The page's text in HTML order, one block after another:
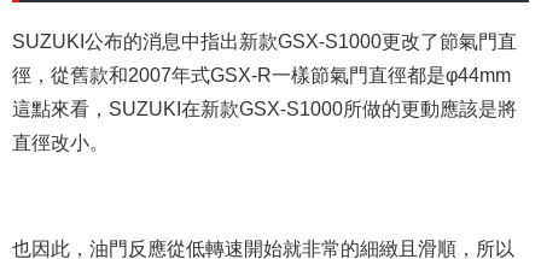
SUZUKI公布的消息中指出新款GSX-S1000更改了節氣門直
徑，從舊款和2007年式GSX-R一樣節氣門直徑都是φ44mm
這點來看，SUZUKI在新款GSX-S1000所做的更動應該是將
直徑改小。
也因此，油門反應從低轉速開始就非常的細緻且滑順，所以